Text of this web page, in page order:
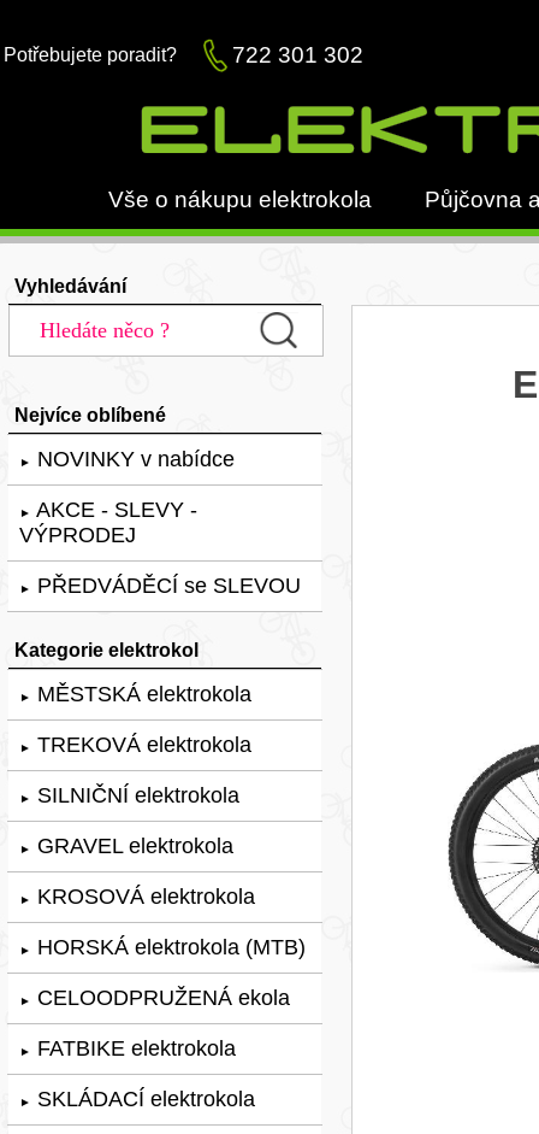
Potřebujete poradit? 722 301 302
Vše o nákupu elektrokola Půjčovna
Vyhledávání
Nejvíce oblíbené
► NOVINKY v nabídce
► AKCE - SLEVY -
VÝPRODEJ
► PŘEDVÁDĚCÍ se SLEVOU
Kategorie elektrokol
► MĚSTSKÁ elektrokola
► TREKOVÁ elektrokola
► SILNIČNÍ elektrokola
► GRAVEL elektrokola
► KROSOVÁ elektrokola
► HORSKÁ elektrokola (MTB)
► CELOODPRUŽENÁ ekola
► FATBIKE elektrokola
► SKLÁDACÍ elektrokola